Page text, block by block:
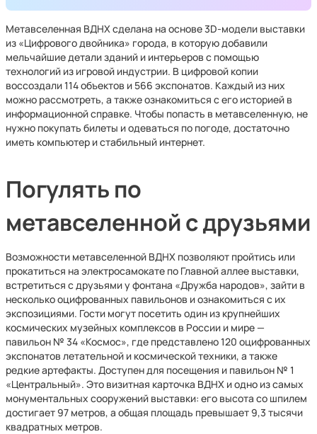
Метавселенная ВДНХ сделана на основе 3D-модели выставки
из «Цифрового двойника» города, в которую добавили
мельчайшие детали зданий и интерьеров с помощью
технологий из игровой индустрии. В цифровой копии
воссоздали 114 объектов и 566 экспонатов. Каждый из них
можно рассмотреть, а также ознакомиться с его историей в
информационной справке. Чтобы попасть в метавселенную, не
нужно покупать билеты и одеваться по погоде, достаточно
иметь компьютер и стабильный интернет.
Погулять по
метавселенной с друзьями
Возможности метавселенной ВДНХ позволяют пройтись или
прокатиться на электросамокате по Главной аллее выставки,
встретиться с друзьями у фонтана «Дружба народов», зайти в
несколько оцифрованных павильонов и ознакомиться с их
экспозициями. Гости могут посетить один из крупнейших
космических музейных комплексов в России и мире —
павильон № 34 «Космос», где представлено 120 оцифрованных
экспонатов летательной и космической техники, а также
редкие артефакты. Доступен для посещения и павильон № 1
«Центральный». Это визитная карточка ВДНХ и одно из самых
монументальных сооружений выставки: его высота со шпилем
достигает 97 метров, а общая площадь превышает 9,3 тысячи
квадратных метров.